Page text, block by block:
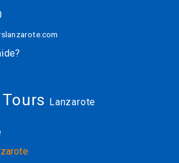
Tours Lanzarote